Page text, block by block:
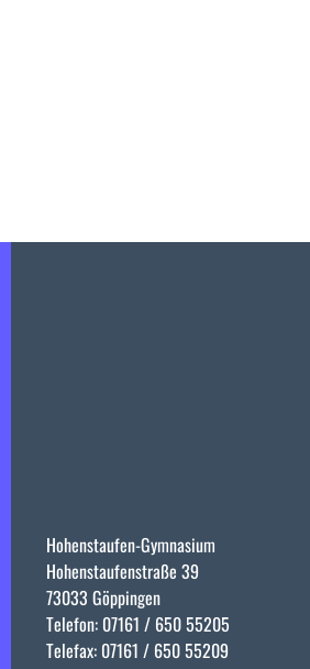
Hohenstaufen-Gymnasium
Hohenstaufenstraße 39
73033 Göppingen
Telefon: 07161 / 650 55205
Telefax: 07161 / 650 55209